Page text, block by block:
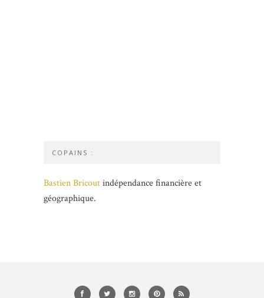
COPAINS :
Bastien Bricoutindépendance financière et
géographique.